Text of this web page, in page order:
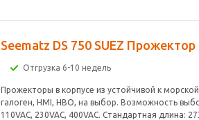
Seematz DS 750 SUEZ Прожектор
Отгрузка 6-10 недель
Прожекторы в корпусе из устойчивой к
галоген, HMI, HBO, на выбор. Возможность
110VAC, 230VAC, 400VAC. Стандартная